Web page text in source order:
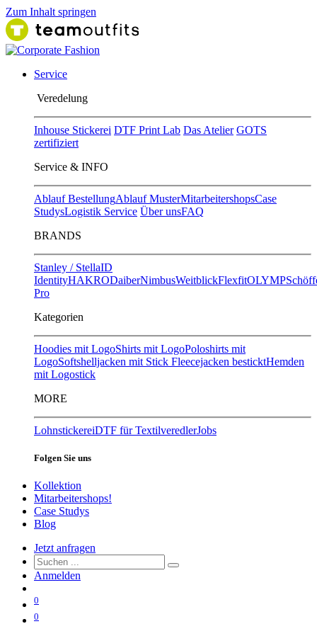
Zum Inhalt springen
Service
Ver​edelung
Inhouse Stickerei DTF Print Lab Das Atelier GOTS
zertifiziert
Service & INFO
Ablauf BestellungAblauf MusterMitarbeitershopsCase
StudysLogistik Service Über unsFAQ
BRANDS
Stanley / StellaID
IdentityHAKRODaiberNimbusWeitblickFlexfitOLYMP
Pro
Kategorien
Hoodies mit LogoShirts mit LogoPoloshirts mit
LogoSoftshelljacken mit Stick Fleecejacken besticktHemden
mit Logostick
MORE
LohnstickereiDTF für TextilveredlerJobs
Folgen Sie uns
Kollektion
Mitarbeitershops!
Case Studys
Blog
Jetzt anfragen
Anmelden
0
0